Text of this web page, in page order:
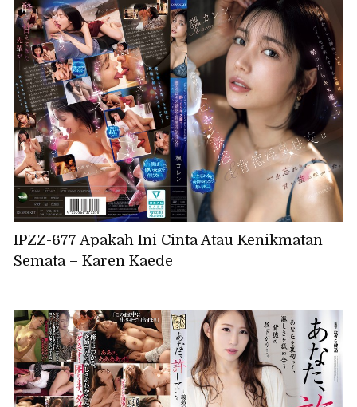
IPZZ-677 Apakah Ini Cinta Atau Kenikmatan
Semata – Karen Kaede